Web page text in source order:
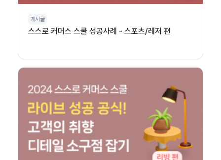
게시글
스스로 커머스 스쿨 성공사례 - 스포츠/레저 편